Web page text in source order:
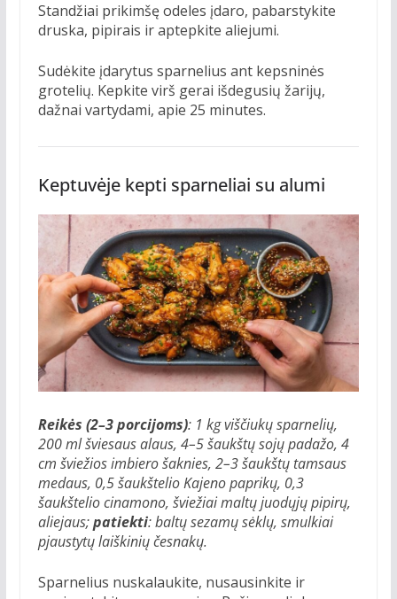
Standžiai prikimšę odeles įdaro, pabarstykite
druska, pipirais ir aptepkite aliejumi.
Sudėkite įdarytus sparnelius ant kepsninės
grotelių. Kepkite virš gerai išdegusių žarijų,
dažnai vartydami, apie 25 minutes.
Keptuvėje kepti sparneliai su alumi
Reikės (2–3 porcijoms): 1 kg viščiukų sparnelių,
200 ml šviesaus alaus, 4–5 šaukštų sojų padažo, 4
cm šviežios imbiero šaknies, 2–3 šaukštų tamsaus
medaus, 0,5 šaukštelio Kajeno paprikų, 0,3
šaukštelio cinamono, šviežiai maltų juodųjų pipirų,
aliejaus;patiekti: baltų sezamų sėklų, smulkiai
pjaustytų laiškinių česnakų.
Sparnelius nuskalaukite, nusausinkite ir